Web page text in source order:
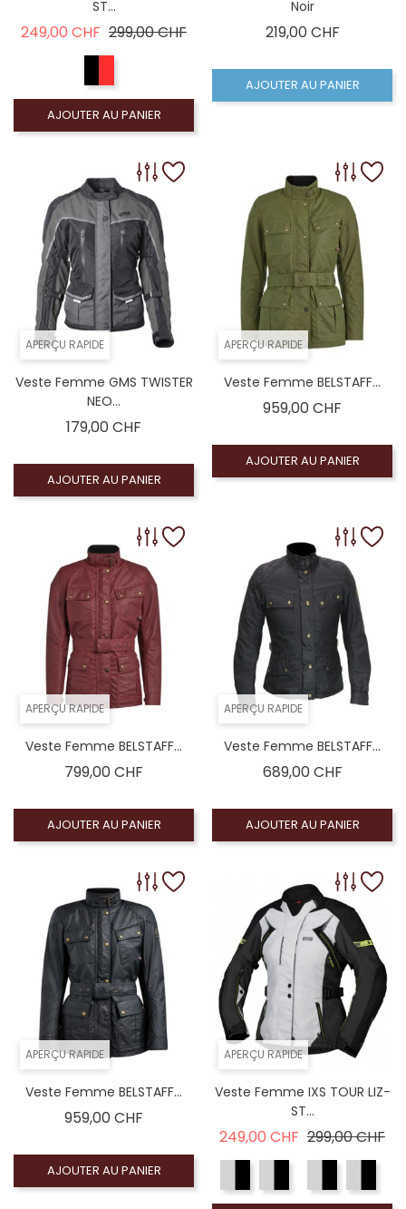
ST...
249,00 CHF Prix de base
299,00 CHFPrix
AJOUTER AU PANIER
Noir
219,00 CHFPrix
AJOUTER AU PANIER
APERÇU RAPIDE
Veste Femme GMS TWISTER
NEO...
179,00 CHF
AJOUTER AU PANIER
APERÇU RAPIDE
Veste Femme BELSTAFF...
959,00 CHF
AJOUTER AU PANIER
APERÇU RAPIDE
Veste Femme BELSTAFF...
799,00 CHF
AJOUTER AU PANIER
APERÇU RAPIDE
Veste Femme BELSTAFF...
689,00 CHFPrix
AJOUTER AU PANIER
APERÇU RAPIDE
Veste Femme BELSTAFF...
959,00 CHF
AJOUTER AU PANIER
APERÇU RAPIDE
Veste Femme IXS TOUR LIZ-
ST...
249,00 CHF Prix de base
299,00 CHF